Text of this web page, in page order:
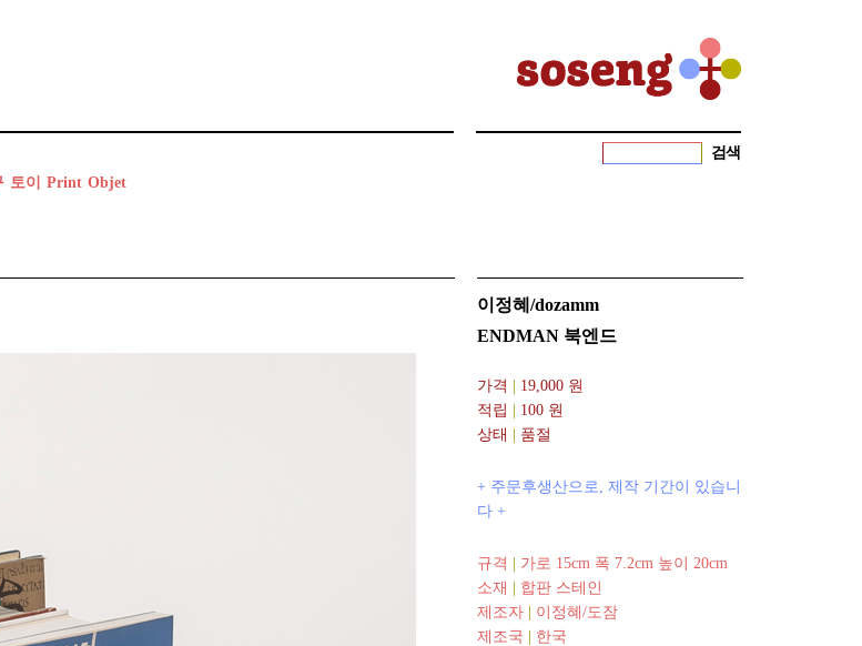
토이 Print Objet
검색
이정혜/dozamm
ENDMAN 북엔드
가격 19,000 원
적립
100 원
상태
품절
+ 주문후생산으로, 제작 기간이 있습니
다 +
규격
가로 15cm 폭 7.2cm 높이 20cm
소재
합판 스테인
제조자
이정혜/도잠
제조국
한국